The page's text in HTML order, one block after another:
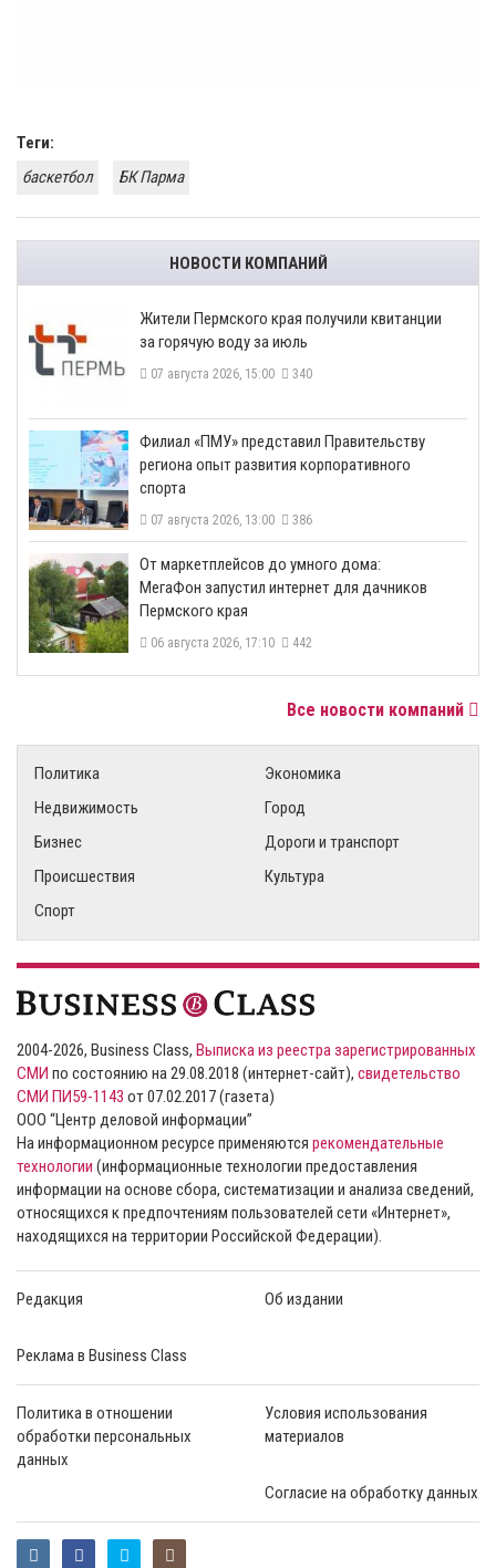
Теги:
баскетбол
БК Парма
НОВОСТИ КОМПАНИЙ
​Жители Пермского края получили квитанции
за горячую воду за июль
07 августа 2026, 15:00 340
​Филиал «ПМУ» представил Правительству
региона опыт развития корпоративного
спорта
07 августа 2026, 13:00 386
От маркетплейсов до умного дома:
МегаФон запустил интернет для дачников
Пермского края
06 августа 2026, 17:10 442
Все новости компаний
Политика
Экономика
Недвижимость
Город
Бизнес
Дороги и транспорт
Происшествия
Культура
Спорт
2004-2026, Business Class, Выписка из реестра зарегистрированных
СМИ по состоянию на 29.08.2018 (интернет-сайт), свидетельство
СМИ ПИ59-1143 от 07.02.2017 (газета)
ООО “Центр деловой информации”
На информационном ресурсе применяются рекомендательные
технологии (информационные технологии предоставления
информации на основе сбора, систематизации и анализа сведений,
относящихся к предпочтениям пользователей сети «Интернет»,
находящихся на территории Российской Федерации).
Редакция Об издании
Реклама в Business Class
Политика в отношении
обработки персональных
данных
Условия использования
материалов
Согласие на обработку данных